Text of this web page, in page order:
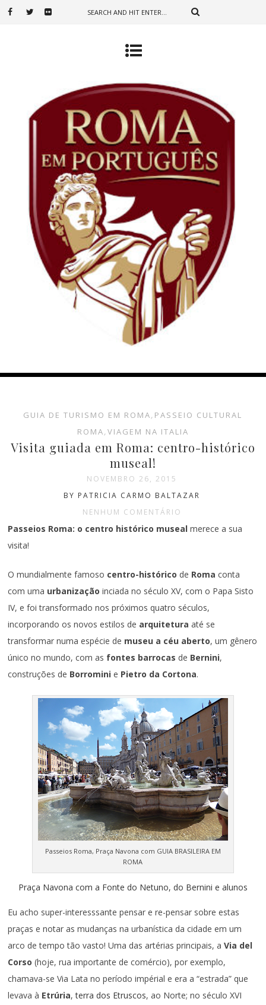
GUIA DE TURISMO EM ROMA, PASSEIO CULTURAL
ROMA, VIAGEM NA ITALIA
Visita guiada em Roma: centro-histórico
museal!
NOVEMBRO 26, 2015
BY PATRICIA CARMO BALTAZAR
NENHUM COMENTÁRIO
Passeios Roma: o centro histórico musealmerece a sua
visita!
O mundialmente famoso centro-histórico de Roma conta
com uma urbanização inciada no século XV, com o Papa Sisto
IV, e foi transformado nos próximos quatro séculos,
incorporando os novos estilos de arquiteturaaté se
transformar numa espécie de museu a céu aberto, um gênero
único no mundo, com as fontes barrocas de Bernini,
construções de Borrominie Pietro da Cortona.
Passeios Roma, Praça Navona com GUIA BRASILEIRA EM
ROMA
Praça Navona com a Fonte do Netuno, do Bernini e alunos
Eu acho super-interesssante pensar e re-pensar sobre estas
praças e notar as mudanças na urbanística da cidade em um
arco de tempo tão vasto! Uma das artérias principais, aVia del
Corso(hoje, rua importante de comércio), por exemplo,
chamava-se Via Lata no período impérial e era a “estrada” que
levava à Etrúria,terra dos Etruscos, ao Norte; no século XVI